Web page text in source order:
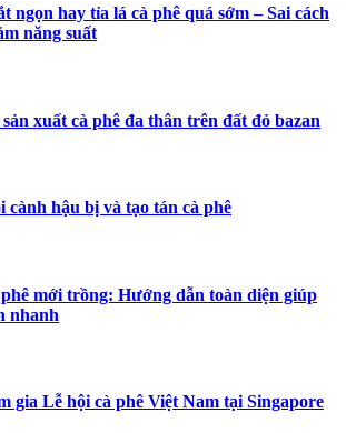
ngọn hay tỉa lá cà phê quá sớm – Sai cách
năng suất
xuất cà phê đa thân trên đất đỏ bazan
cành hậu bị và tạo tán cà phê
phê mới trồng: Hướng dẫn toàn diện giúp
nhanh
gia Lễ hội cà phê Việt Nam tại Singapore